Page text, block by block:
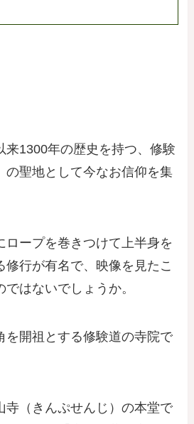
来1300年の歴史を持つ、修験
の聖地として今なお信仰を集
ロープを巻きつけて上半身を
修行が有名で、映像を見たこ
はないでしょうか。
を開祖とする修験道の寺院で
寺（きんぷせんじ）の本堂で